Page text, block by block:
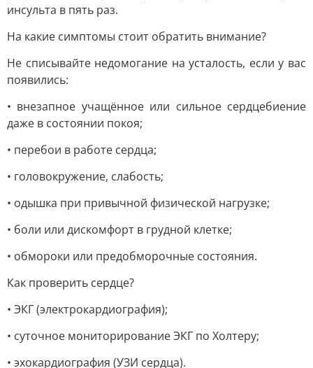
инсульта в пять раз.
На какие симптомы стоит обратить внимание?
Не списывайте недомогание на усталость, если у вас
появились:
• внезапное учащённое или сильное сердцебиение
даже в состоянии покоя;
• перебои в работе сердца;
• головокружение, слабость;
• одышка при привычной физической нагрузке;
• боли или дискомфорт в грудной клетке;
• обмороки или предобморочные состояния.
Как проверить сердце?
• ЭКГ (электрокардиография);
• суточное мониторирование ЭКГ по Холтеру;
• эхокардиография (УЗИ сердца).